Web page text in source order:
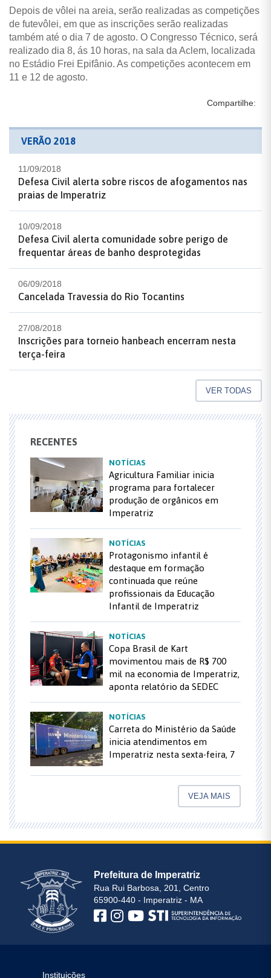
Depois de vôlei na areia, serão realizadas as competições
de futevôlei, em que as inscrições serão realizadas
também até o dia 7 de agosto. O Congresso Técnico, será
realizado dia 8, ás 10 horas, na sala da Aclem, localizada
no Estádio Frei Epifânio. As competições acontecem em
11 e 12 de agosto.
Compartilhe:
VERÃO 2018
11/09/2018
Defesa Civil alerta sobre riscos de afogamentos nas
praias de Imperatriz
10/09/2018
Defesa Civil alerta comunidade sobre perigo de
frequentar áreas de banho desprotegidas
06/09/2018
Cancelada Travessia do Rio Tocantins
27/08/2018
Inscrições para torneio hanbeach encerram nesta
terça-feira
VER TODAS
RECENTES
NOTÍCIAS
Agricultura Familiar inicia
programa para fortalecer
produção de orgânicos em
Imperatriz
NOTÍCIAS
Protagonismo infantil é
destaque em formação
continuada que reúne
profissionais da Educação
Infantil de Imperatriz
NOTÍCIAS
Copa Brasil de Kart
movimentou mais de R$ 700
mil na economia de Imperatriz,
aponta relatório da SEDEC
NOTÍCIAS
Carreta do Ministério da Saúde
inicia atendimentos em
Imperatriz nesta sexta-feira, 7
VEJA MAIS
Prefeitura de Imperatriz
Rua Rui Barbosa, 201, Centro
65900-440 - Imperatriz - MA
Instituições